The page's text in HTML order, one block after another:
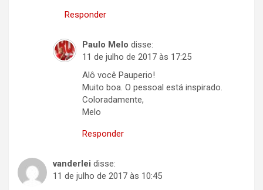
Responder
Paulo Melo disse:
11 de julho de 2017 às 17:25
Alô você Pauperio!
Muito boa. O pessoal está inspirado.
Coloradamente,
Melo
Responder
vanderlei disse:
11 de julho de 2017 às 10:45